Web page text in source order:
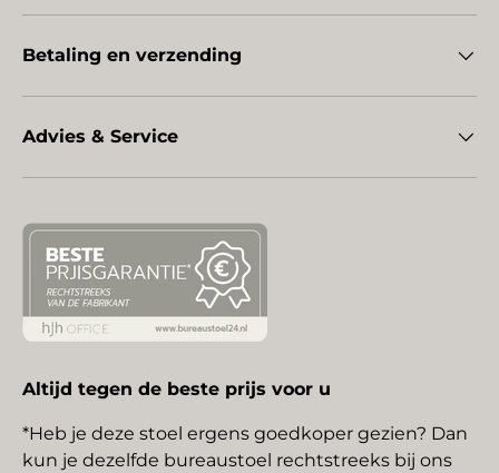
Betaling en verzending
Advies & Service
Altijd tegen de beste prijs voor u
*Heb je deze stoel ergens goedkoper gezien? Dan
kun je dezelfde bureaustoel rechtstreeks bij ons